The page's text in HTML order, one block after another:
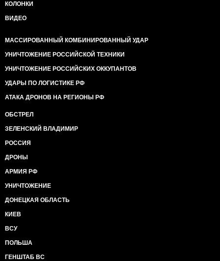
КОЛОНКИ
ВИДЕО
МАССИРОВАННЫЙ КОМБИНИРОВАННЫЙ УДАР
УНИЧТОЖЕНИЕ РОССИЙСКОЙ ТЕХНИКИ
УНИЧТОЖЕНИЕ РОССИЙСКИХ ОККУПАНТОВ
УДАРЫ ПО ЛОГИСТИКЕ РФ
АТАКА ДРОНОВ НА РЕГИОНЫ РФ
ОБСТРЕЛ
ЗЕЛЕНСКИЙ ВЛАДИМИР
РОССИЯ
ДРОНЫ
АРМИЯ РФ
УНИЧТОЖЕНИЕ
ДОНЕЦКАЯ ОБЛАСТЬ
КИЕВ
ВСУ
ПОЛЬША
ГЕНШТАБ ВС